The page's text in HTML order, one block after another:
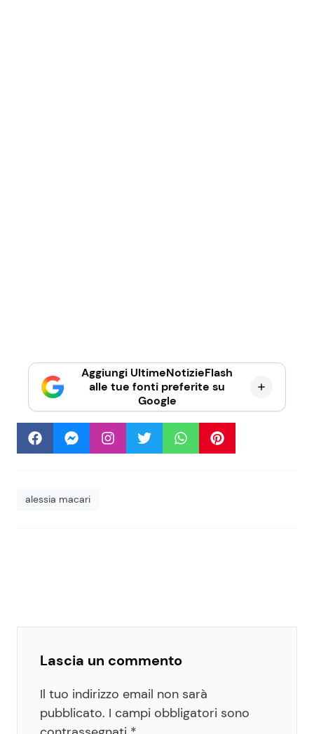
Aggiungi UltimeNotizieFlash
alle tue fonti preferite su
Google
alessia macari
Lascia un commento
Il tuo indirizzo email non sarà
pubblicato. I campi obbligatori sono